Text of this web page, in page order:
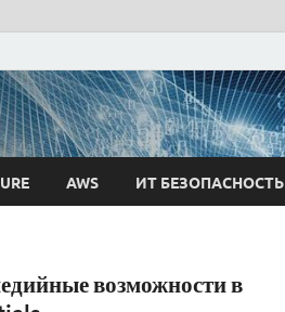
AWS ИТ БЕЗОПАСНОСТЬ
возможности в